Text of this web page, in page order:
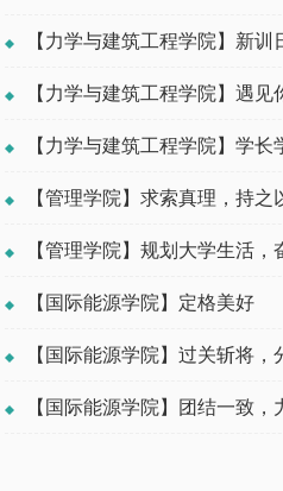
【力学与建筑工程学院】新
【力学与建筑工程学院】遇见
【力学与建筑工程学院】学
【管理学院】求索真理，持
【管理学院】规划大学生活
【国际能源学院】定格美好
【国际能源学院】过关斩将
【国际能源学院】团结一致